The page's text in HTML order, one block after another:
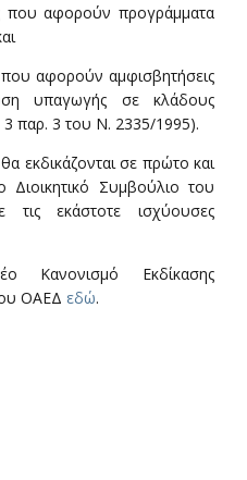
που αφορούν προγράμματα
αφορούν αμφισβητήσεις
υπαγωγής σε κλάδους
παρ. 3 του Ν. 2335/1995).
εκδικάζονται σε πρώτο και
Συμβούλιο του
εκάστοτε ισχύουσες
Κανονισμό Εκδίκασης
ΟΑΕΔ εδώ.